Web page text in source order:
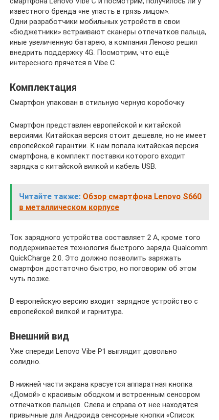
известного бренда «не упасть в грязь лицом».
Одни разработчики мобильных устройств в свои
«бюджетники» встраивают сканеры отпечатков пальца,
иные увеличенную батарею, а компания Леново решил
внедрить поддержку 4G. Посмотрим, что ещё
интересного прячется в Vibe C.
Комплектация
Смартфон упакован в стильную черную коробочку
Смартфон представлен европейской и китайской
версиями. Китайская версия стоит дешевле, но не имеет
европейской гарантии. К нам попала китайская версия
смартфона, в комплект поставки которого входит
зарядка с китайской вилкой и кабель USB.
Читайте также: Обзор смартфона Lenovo S660
в металлическом корпусе
Ток зарядного устройства составляет 2 А, кроме того
поддерживается технология быстрого заряда Qualcomm
QuickCharge 2.0. Это должно позволить заряжать
смартфон достаточно быстро, но поговорим об этом
чуть позже.
В европейскую версию входит зарядное устройство с
европейской вилкой и гарнитура.
Внешний вид
Уже спереди Lenovo Vibe P1 выглядит довольно
солидно.
В нижней части экрана красуется аппаратная кнопка
«Домой» с красивым ободком и встроенным сенсором
отпечатков пальцев. Слева и справа от нее находятся
привычные для Андроида сенсорные кнопки «Список